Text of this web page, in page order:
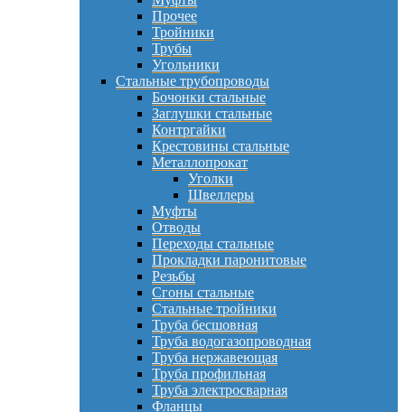
Прочее
Тройники
Трубы
Угольники
Стальные трубопроводы
Бочонки стальные
Заглушки стальные
Контргайки
Крестовины стальные
Металлопрокат
Уголки
Швеллеры
Муфты
Отводы
Переходы стальные
Прокладки паронитовые
Резьбы
Сгоны стальные
Стальные тройники
Труба бесшовная
Труба водогазопроводная
Труба нержавеющая
Труба профильная
Труба электросварная
Фланцы